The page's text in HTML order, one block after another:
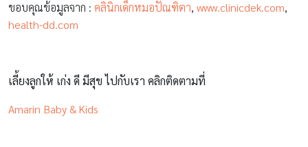
ขอบคุณข้อมูลจาก : คลินิกเด็กหมอปัณฑิตา, www.clinicdek.com,
health-dd.com
เลี้ยงลูกให้ เก่ง ดี มีสุข ไปกับเรา คลิกติดตามที่
Amarin Baby & Kids